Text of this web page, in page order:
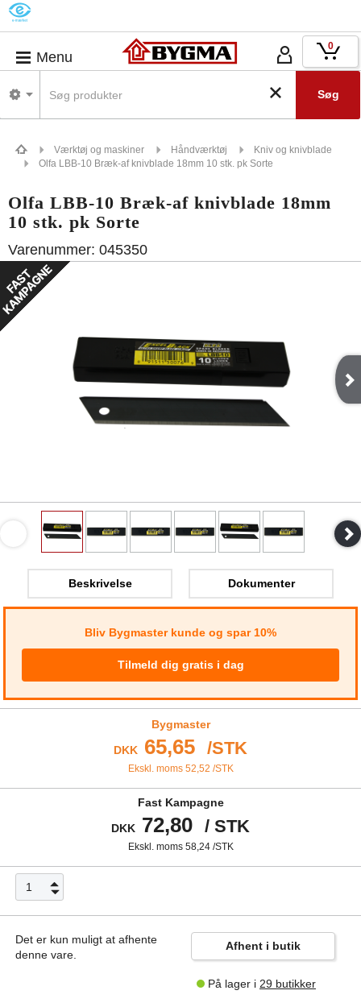
M
Menu
Søg
0
Værktøj og maskiner Håndværktøj
Kniv og knivblade
Olfa LBB-10 Bræk-af knivblade 18mm 10 stk. pk Sorte
Olfa LBB-10 Bræk-af knivblade 18mm
10 stk. pk Sorte
Varenummer: 045350
Beskrivelse Dokumenter
Bliv Bygmaster kunde og spar 10%
Tilmeld dig gratis i dag
Bygmaster
DKK 65,65 /STK
Ekskl. moms 52,52 /STK
Fast Kampagne
DKK 72,80 / STK
Ekskl. moms 58,24/STK
Det er kun muligt at afhente
denne vare.
Afhent i butik
På lager i 29 butikker